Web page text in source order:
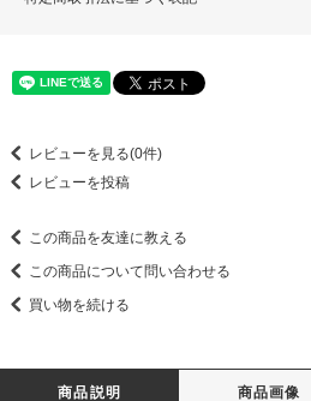
レビューを見る(0件)
レビューを投稿
この商品を友達に教える
この商品について問い合わせる
買い物を続ける
商品説明 商品画像